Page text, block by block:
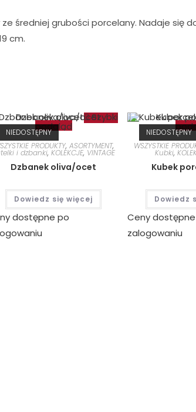
średniej grubości porcelany. Nadaje się
cm.
NIEDOSTĘPNY
Szybki
podgląd
PRODUKTY, ASORTYMENT,
i dzbanki,KOLEKCJE, VINTAGE
Dzbanek oliva/ocet
Dowiedz się więcej
dostępne po
NIEDOSTĘPNY
WSZYSTKIE
Kubki,
Kubek
Dowiedz
Ceny
zalogowaniu